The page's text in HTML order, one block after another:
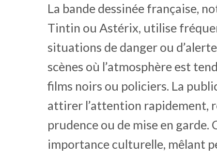
La bande dessinée française,
Tintin ou Astérix, utilise
situations de danger ou
scènes où l’atmosphère est
films noirs ou policiers. La
attirer l’attention rapidement,
prudence ou de mise en
importance culturelle, mêlant